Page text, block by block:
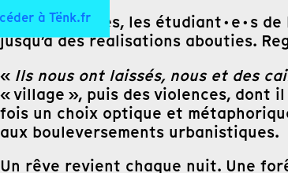
à Tënk.fr
En trois années, les étudiant·e·s de
jusqu’à des réalisations abouties.
« Ils nous ont laissés, nous et des
« village », puis des violences, dont
fois un choix optique et
aux bouleversements urbanistiques.
Un rêve revient chaque nuit. Une